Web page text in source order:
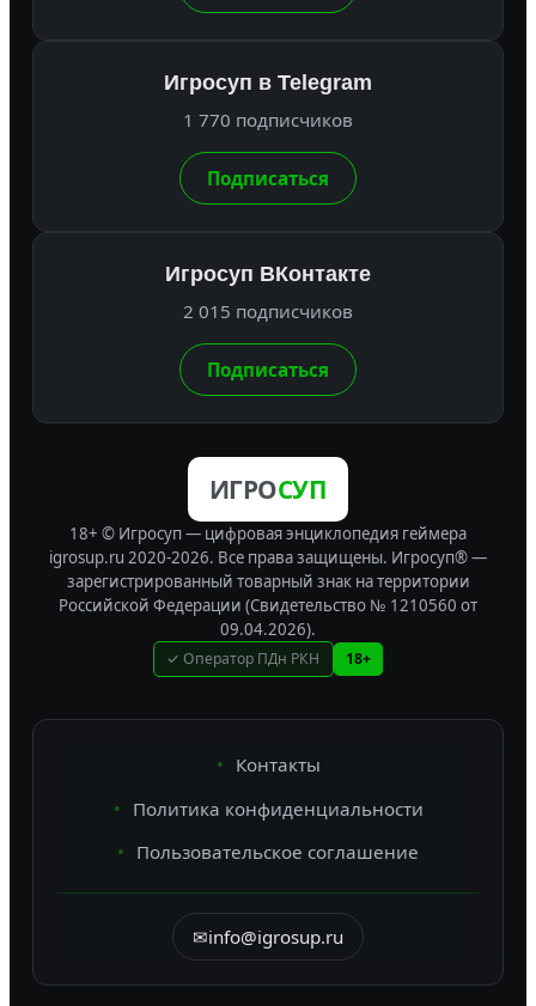
Игросуп в Telegram
1 770 подписчиков
Подписаться
Игросуп ВКонтакте
2 015 подписчиков
Подписаться
ИГРОСУП
18+ © Игросуп — цифровая энциклопедия геймера
igrosup.ru 2020-2026. Все права защищены. Игросуп® —
зарегистрированный товарный знак на территории
Российской Федерации (Свидетельство № 1210560 от
09.04.2026).
✓ Оператор ПДн РКН 18+
Контакты
Политика конфиденциальности
Пользовательское соглашение
✉info@igrosup.ru